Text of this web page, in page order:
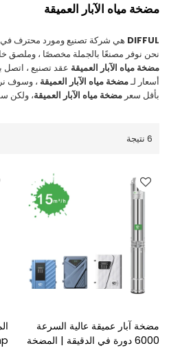
مضخة مياه الآبار العميقة
DIFFUL هي شركة تصنيع ومورد محترف في
نحن نوفر مصنعًا بالجملة مخصصًا ،
مضخة مياه الآبار العميقة عقد تصنيع ،
أسعار لـمضخة مياه الآبار العميقة ، وسوف
بأقل سعرمضخة مياه الآبار العميقة، ولكن
6 نتيجة
مضخة آبار عميقة عالية السرعة
6000 دورة في الدقيقة | المضخة